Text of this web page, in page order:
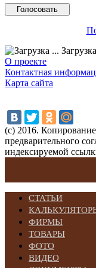
О проекте
Контактная
Карта сайта
(с) 2016.
предварительного
индексируемой
СТАТЬИ
ФИРМЫ
ТОВАРЫ
ФОТО
ВИДЕО